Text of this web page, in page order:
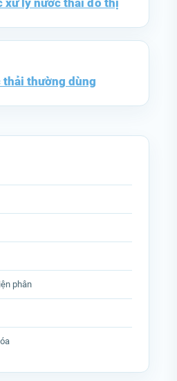
xử lý nước thải đô thị
thải thường dùng
phân